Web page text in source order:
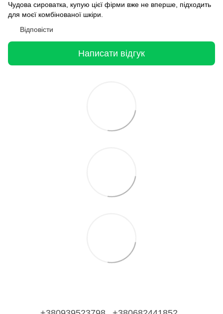
Чудова сироватка, купую цієї фірми вже не вперше, підходить
для моєї комбінованої шкіри.
Відповісти
Написати відгук